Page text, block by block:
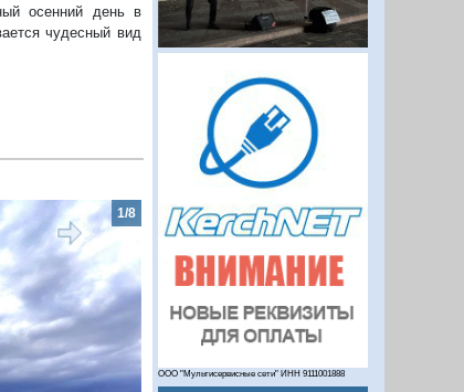
осенний день в
чудесный вид
2/8
ООО "Мультисервисные сети" ИНН 9111001888